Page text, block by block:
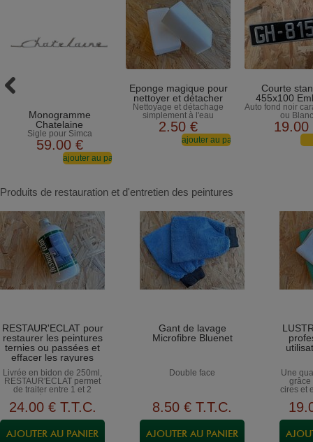
Monogramme
Chatelaine
Sigle pour Simca
59.00 €
Eponge magique pour
nettoyer et détacher
Nettoyage et détachage
simplement à l'eau
2.50 €
Courte
455x100
Auto fond noir
ou Blanc
19.00
Produits de restauration et d'entretien des peintures
RESTAUR'ECLAT pour
restaurer les peintures
ternies ou passées et
effacer les rayures
importantes
Livrée en bidon de 250ml,
RESTAUR'ECLAT permet
de traiter entre 1 et 2
24.00 € T.T.C.
Gant de lavage
Microfibre Bluenet
Double face
8.50 € T.T.C.
Une
grâce
cires et
19